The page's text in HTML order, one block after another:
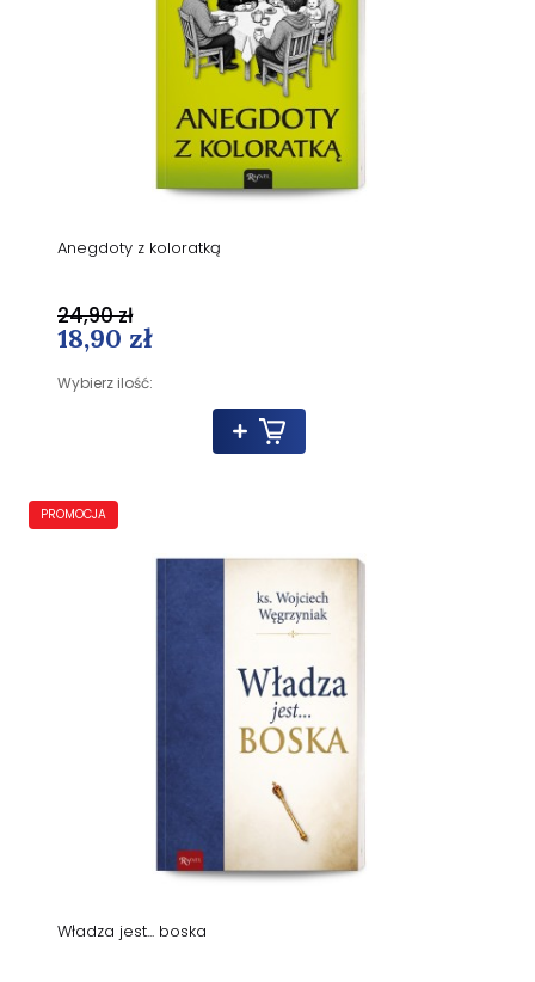
Anegdoty z koloratką
18,90 zł
Wybierz ilość:
24,90 zł
Władza jest... boska
PROMOCJA